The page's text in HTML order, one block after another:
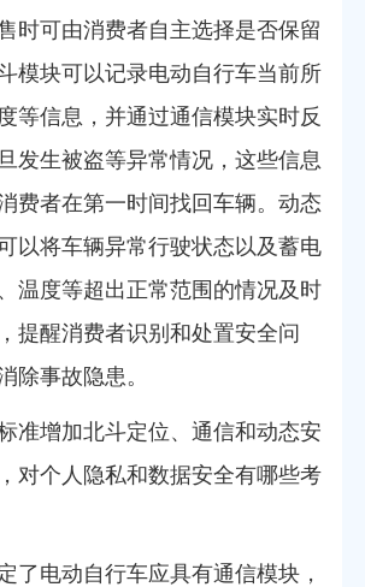
时可由消费者自主选择是否保留
模块可以记录电动自行车当前所
等信息，并通过通信模块实时反
发生被盗等异常情况，这些信息
费者在第一时间找回车辆。动态
以将车辆异常行驶状态以及蓄电
温度等超出正常范围的情况及时
提醒消费者识别和处置安全问
除事故隐患。
准增加北斗定位、通信和动态安
对个人隐私和数据安全有哪些考
了电动自行车应具有通信模块，